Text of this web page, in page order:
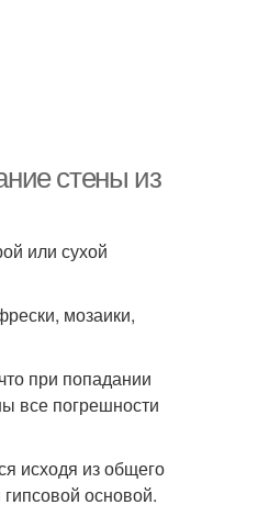
стены из
или сухой
мозаики,
при попадании
все погрешности
исходя из общего
основой.